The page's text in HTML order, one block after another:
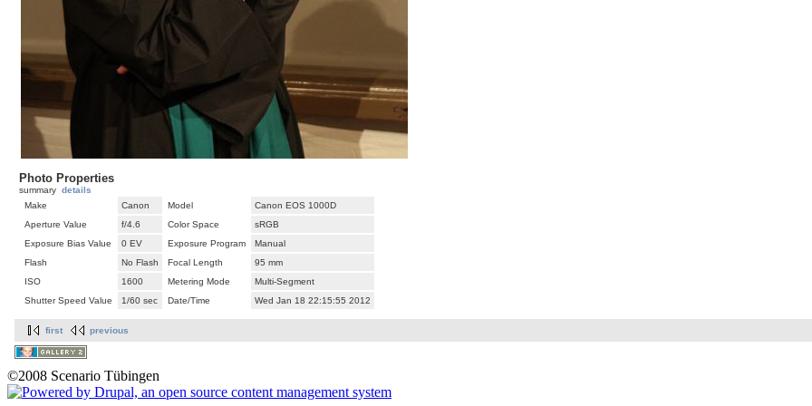
Photo Properties
summary details
Make
Canon Model
Canon EOS 1000D
Aperture Value
f/4.6 Color Space
sRGB
Exposure Bias Value
0 EV Exposure Program
Manual
Flash
No Flash Focal Length
95 mm
ISO
1600 Metering Mode
Multi-Segment
Shutter Speed Value
1/60 sec Date/Time Wed Jan 18 22:15:55 2012
first previous
©2008 Scenario Tübingen